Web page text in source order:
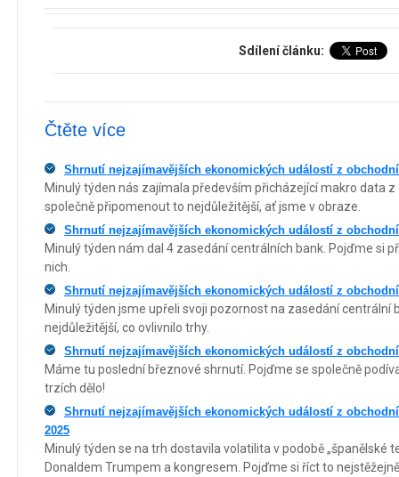
Sdílení článku:
Čtěte více
Shrnutí nejzajímavějších ekonomických událostí z
Minulý týden nás zajímala především přicházející makro data
společně připomenout to nejdůležitější, ať jsme v obraze.
Shrnutí nejzajímavějších ekonomických událostí z
Minulý týden nám dal 4 zasedání centrálních bank. Pojďme si
nich.
Shrnutí nejzajímavějších ekonomických událostí z
Minulý týden jsme upřeli svoji pozornost na zasedání centrální
nejdůležitější, co ovlivnilo trhy.
Shrnutí nejzajímavějších ekonomických událostí z
Máme tu poslední březnové shrnutí. Pojďme se společně
trzích dělo!
Shrnutí nejzajímavějších ekonomických událostí z
2025
Minulý týden se na trh dostavila volatilita v podobě „španělské
Donaldem Trumpem a kongresem. Pojďme si říct to